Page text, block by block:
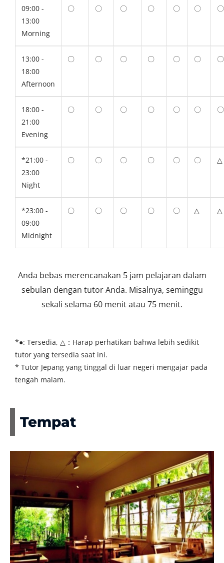
09:00 -
13:00
Morning
〇 〇 〇 〇 〇 〇 〇
13:00 -
18:00
Afternoon
〇 〇 〇 〇 〇 〇 〇
18:00 -
21:00
Evening
〇 〇 〇 〇 〇 〇 〇
*21:00 -
23:00
Night
〇 〇 〇 〇 〇 〇 △
*23:00 -
09:00
Midnight
〇 〇 〇 〇 〇 △ △
Anda bebas merencanakan 5 jam pelajaran dalam
sebulan dengan tutor Anda. Misalnya, seminggu
sekali selama 60 menit atau 75 menit.
*●: Tersedia, △：Harap perhatikan bahwa lebih sedikit
tutor yang tersedia saat ini.
* Tutor Jepang yang tinggal di luar negeri mengajar pada
tengah malam.
Tempat